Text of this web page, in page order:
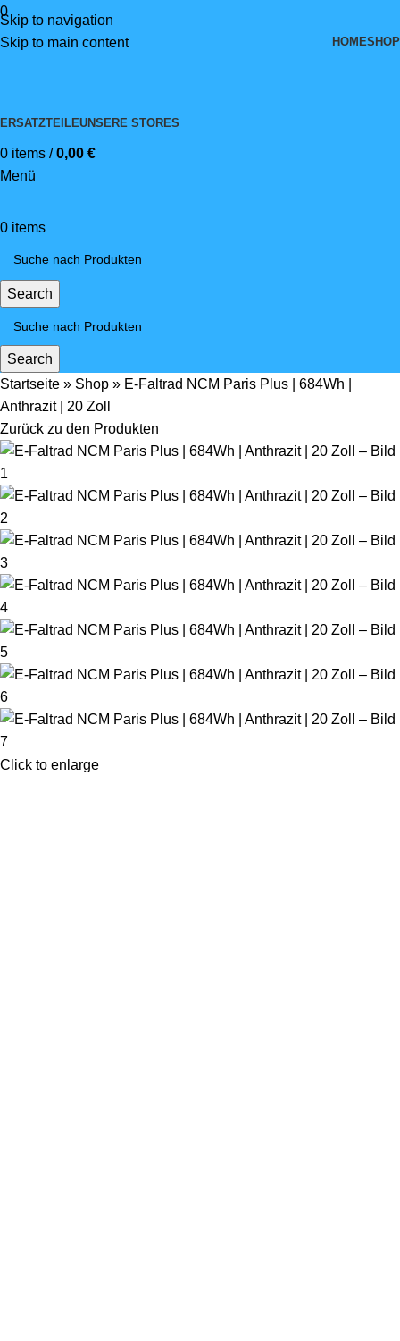
Skip to navigation
Skip to main content
0
HOMESHOP
ERSATZTEILEUNSERE STORES
0 items / 0,00 €
Menü
0 items
Search
Search
Startseite » Shop » E-Faltrad NCM Paris Plus | 684Wh |
Anthrazit | 20 Zoll
Zurück zu den Produkten
Click to enlarge